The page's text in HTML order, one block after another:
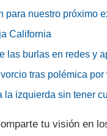
para nuestro próximo
California
las burlas en redes y
tras polémica
la izquierda sin tener
tu visión en